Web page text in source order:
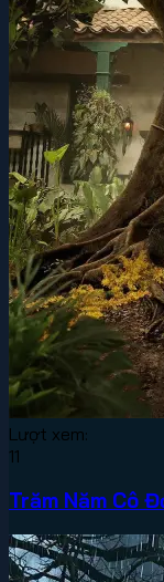
Lượt xem:
11
Trăm Năm Cô